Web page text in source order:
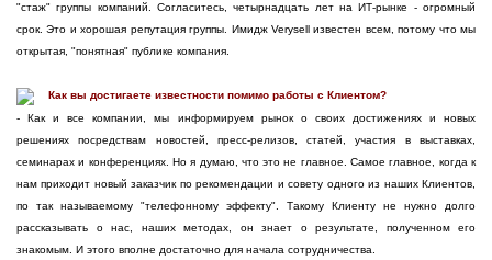
"стаж" группы компаний. Согласитесь, четырнадцать лет на ИТ-рынке - огромный
срок. Это и хорошая репутация группы. Имидж Verysell известен всем, потому что мы
открытая, "понятная" публике компания.
Как вы достигаете известности помимо работы с Клиентом?
- Как и все компании, мы информируем рынок о своих достижениях и новых
решениях посредствам новостей, пресс-релизов, статей, участия в выставках,
семинарах и конференциях. Но я думаю, что это не главное. Самое главное, когда к
нам приходит новый заказчик по рекомендации и совету одного из наших Клиентов,
по так называемому "телефонному эффекту". Такому Клиенту не нужно долго
рассказывать о нас, наших методах, он знает о результате, полученном его
знакомым. И этого вполне достаточно для начала сотрудничества.